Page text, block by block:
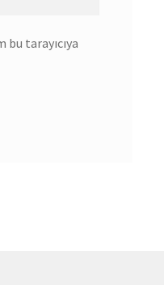
tarayıcıya